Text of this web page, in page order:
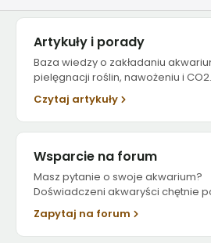
Artykuły i porady
Baza wiedzy o zakładaniu
pielęgnacji roślin, nawożeniu i CO2.
Czytaj artykuły
Wsparcie na forum
Masz pytanie o swoje akwarium?
Doświadczeni akwaryści chętnie
Zapytaj na forum